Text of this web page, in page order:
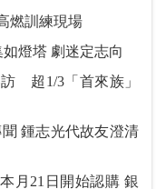
燃訓練現場
愛·回家「速遞」十載歡樂 劇集如燈塔 劇迷定志向
超1/3「首來族」
清